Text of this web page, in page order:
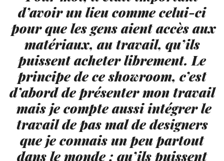
d’avoir un lieu comme celui-ci
pour que les gens aient accès aux
matériaux, au travail, qu’ils
puissent acheter librement. Le
principe de ce showroom, c’est
d’abord de présenter mon travail
mais je compte aussi intégrer le
travail de pas mal de designers
que je connais un peu partout
dans le monde ; qu’ils puissent